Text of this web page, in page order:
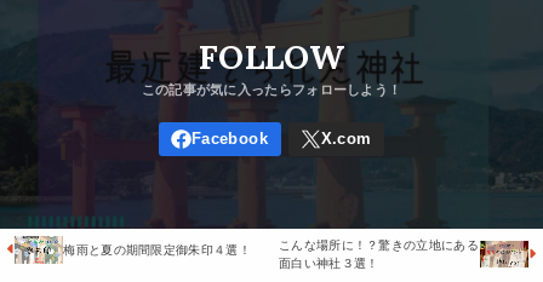
FOLLOW
梅雨と夏の期間限定御朱印４選！
こんな場所に！？驚きの立地にある
面白い神社３選！